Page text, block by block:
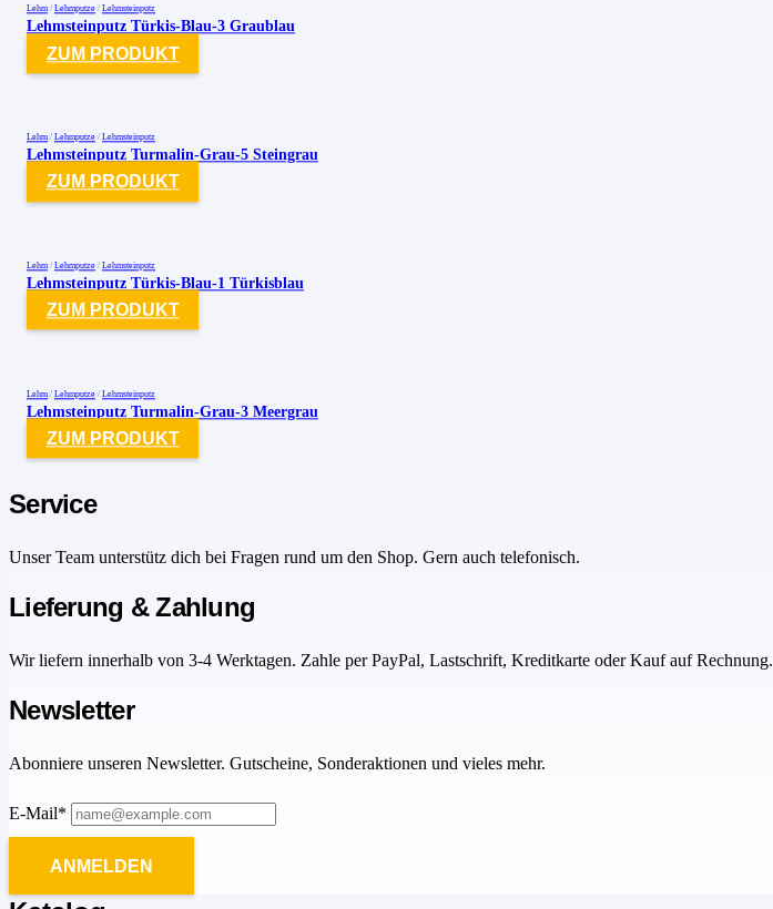
Lehm / Lehmputze / Lehmsteinputz
Lehmsteinputz Türkis-Blau-3 Graublau
ZUM PRODUKT
Lehm / Lehmputze / Lehmsteinputz
Lehmsteinputz Turmalin-Grau-5 Steingrau
ZUM PRODUKT
Lehm / Lehmputze / Lehmsteinputz
Lehmsteinputz Türkis-Blau-1 Türkisblau
ZUM PRODUKT
Lehm / Lehmputze / Lehmsteinputz
Lehmsteinputz Turmalin-Grau-3 Meergrau
ZUM PRODUKT
Service
Unser Team unterstütz dich bei Fragen rund um den Shop. Gern auch telefonisch.
Lieferung & Zahlung
Wir liefern innerhalb von 3-4 Werktagen. Zahle per PayPal, Lastschrift, Kreditkarte oder Kauf auf Rechnung.
Newsletter
Abonniere unseren Newsletter. Gutscheine, Sonderaktionen und vieles mehr.
E-Mail*
ANMELDEN